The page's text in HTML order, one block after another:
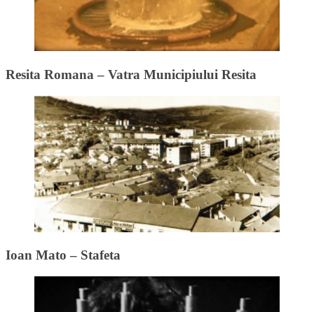
Resita Romana – Vatra Municipiului Resita
Ioan Mato – Stafeta